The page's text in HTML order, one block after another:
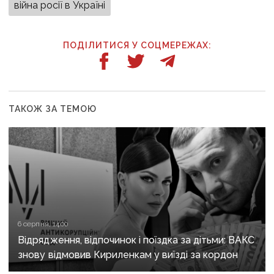
війна росії в Україні
ПОДІЛИТИСЯ У СОЦМЕРЕЖАХ:
ТАКОЖ ЗА ТЕМОЮ
6 серпня, 14:00
Відрядження, відпочинок і поїздка за дітьми: ВАКС
знову відмовив Кириленкам у виїзді за кордон